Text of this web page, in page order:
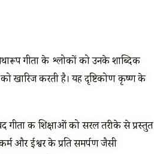
गीता के श्लोकों को उनके शाब्दिक
खारिज करती है। यह दृष्टिकोण कृष्ण के
गीता की शिक्षाओं को सरल तरीके से प्रस्तुत
और ईश्वर के प्रति समर्पण जैसी